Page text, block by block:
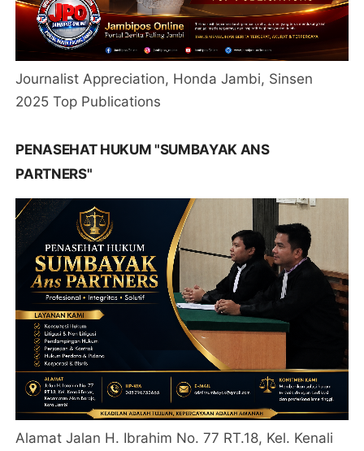
Journalist Appreciation, Honda Jambi, Sinsen
2025 Top Publications
PENASEHAT HUKUM "SUMBAYAK ANS
PARTNERS"
Alamat Jalan H. Ibrahim No. 77 RT.18, Kel. Kenali